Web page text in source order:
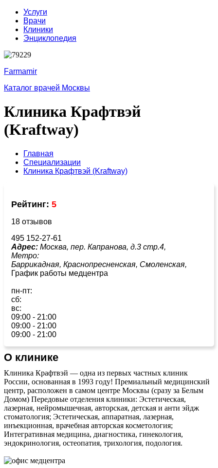
Услуги
Врачи
Клиники
Энциклопедия
Farmamir
Каталог врачей Москвы
Клиника Крафтвэй
(Kraftway)
Главная
Специализации
Клиника Крафтвэй (Kraftway)
Рейтинг: 5
18 отзывов
495 152-27-61
Адрес: Москва, пер. Капранова, д.3 стр.4,
Метро:
Баррикадная, Краснопресненская, Смоленская,
График работы медцентра
пн-пт:
сб:
вс:
09:00 - 21:00
09:00 - 21:00
09:00 - 21:00
О клинике
Клиника Крафтвэй — одна из первых частных клиник
России, основанная в 1993 году! Премиальный медицинский
центр, расположен в самом центре Москвы (сразу за Белым
Домом) Передовые отделения клиники: Эстетическая,
лазерная, нейромышечная, авторская, детская и анти эйдж
стоматология; Эстетическая, аппаратная, лазерная,
инъекционная, врачебная авторская косметология;
Интегративная медицина, диагностика, гинекология,
эндокринология, остеопатия, трихология, подология.